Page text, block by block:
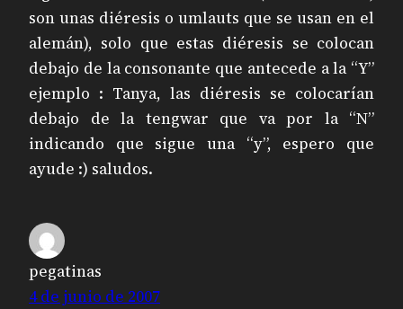
son unas diéresis o umlauts que se usan en el
alemán), solo que estas diéresis se colocan
debajo de la consonante que antecede a la “Y”
ejemplo : Tanya, las diéresis se colocarían
debajo de la tengwar que va por la “N”
indicando que sigue una “y”, espero que
ayude :) saludos.
pegatinas
4 de junio de 2007